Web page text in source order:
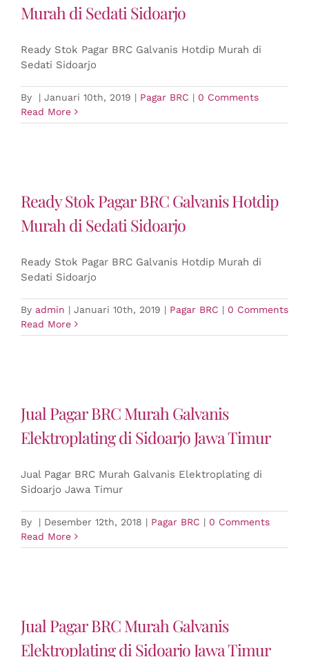
Murah di Sedati Sidoarjo
Ready Stok Pagar BRC Galvanis Hotdip Murah di
Sedati Sidoarjo
By | Januari 10th, 2019 | Pagar BRC | 0 Comments
Read More
Ready Stok Pagar BRC Galvanis Hotdip
Murah di Sedati Sidoarjo
Ready Stok Pagar BRC Galvanis Hotdip Murah di
Sedati Sidoarjo
By admin | Januari 10th, 2019 | Pagar BRC | 0 Comments
Read More
Jual Pagar BRC Murah Galvanis
Elektroplating di Sidoarjo Jawa Timur
Jual Pagar BRC Murah Galvanis Elektroplating di
Sidoarjo Jawa Timur
By | Desember 12th, 2018 | Pagar BRC | 0 Comments
Read More
Jual Pagar BRC Murah Galvanis
Elektroplating di Sidoarjo Jawa Timur